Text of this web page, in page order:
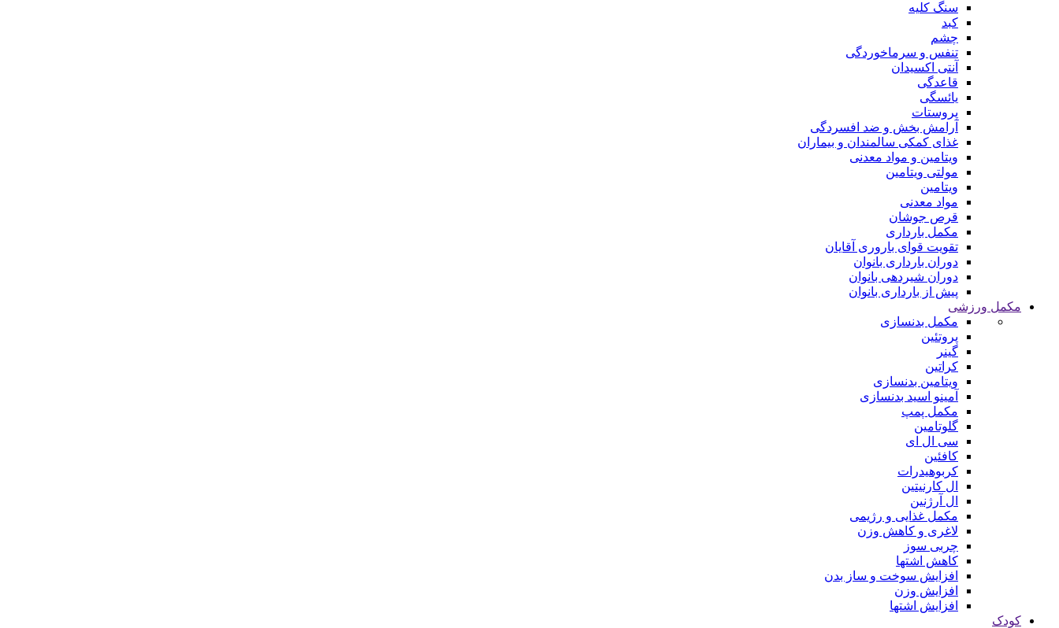
سنگ کلیه
کبد
چشم
تنفس و سرماخوردگی
آنتی اکسیدان
قاعدگی
یائسگی
پروستات
آرامش بخش و ضد افسردگی
غذای کمکی سالمندان و بیماران
ویتامین و مواد معدنی
مولتی ویتامین
ویتامین
مواد معدنی
قرص جوشان
مکمل بارداری
تقویت قوای باروری آقایان
دوران بارداری بانوان
دوران شیردهی بانوان
پیش از بارداری بانوان
مکمل ورزشی
مکمل بدنسازی
پروتئین
گینر
کراتین
ویتامین بدنسازی
آمینو اسید بدنسازی
مکمل پمپ
گلوتامین
سی ال ای
کافئین
کربوهیدرات
ال کارنیتین
ال آرژنین
مکمل غذایی و رژیمی
لاغری و کاهش وزن
چربی سوز
کاهش اشتها
افزایش سوخت و ساز بدن
افزایش وزن
افزایش اشتها
کودک